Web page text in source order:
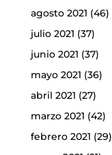
agosto 2021 (46)
julio 2021 (37)
junio 2021 (37)
mayo 2021 (36)
abril 2021 (27)
marzo 2021 (42)
febrero 2021 (29)